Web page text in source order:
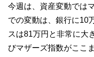
今週は、資産変動では
での変動は、銀行に10
スは81万円と非常に大
びマザーズ指数がここ